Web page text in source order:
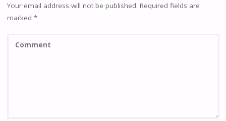
Your email address will not be published. Required fields are
marked *